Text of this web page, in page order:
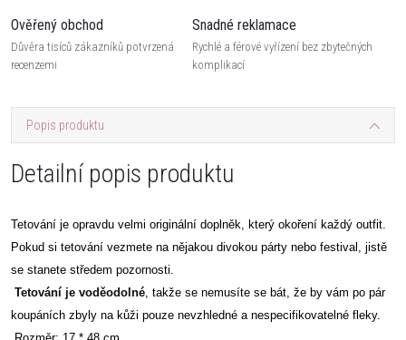
Ověřený obchod
Důvěra tisíců zákazníků potvrzená
recenzemi
Snadné reklamace
Rychlé a férové vyřízení bez zbytečných
komplikací
Popis produktu
Detailní popis produktu
Tetování je opravdu velmi originální doplněk, který okoření každý outfit.
Pokud si tetování vezmete na nějakou divokou párty nebo festival, jistě
se stanete středem pozornosti.
Tetování je voděodolné, takže se nemusíte se bát, že by vám po pár
koupáních zbyly na kůži pouze nevzhledné a nespecifikovatelné fleky.